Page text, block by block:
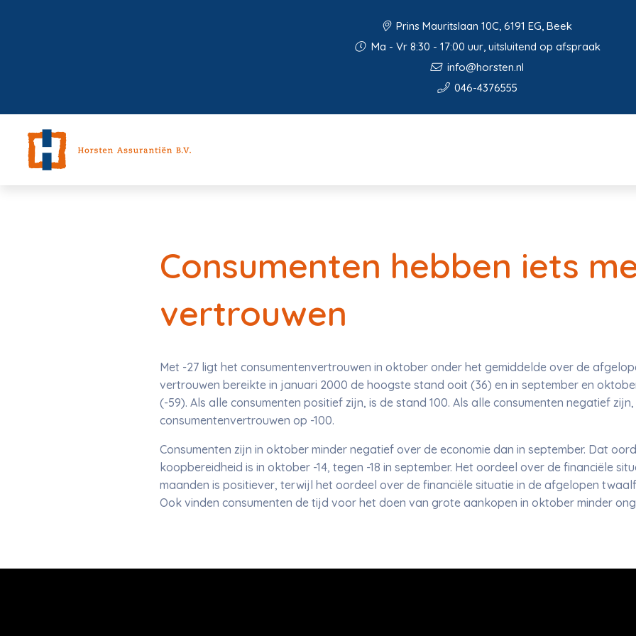
Prins Mauritslaan 10C, 6191 EG, Beek
Ma - Vr 8:30 - 17:00 uur, uitsluitend op afspraak
info@horsten.nl
046-4376555
Consumenten hebben iets
vertrouwen
Met -27 ligt het consumentenvertrouwen in oktober onder het gemiddelde over de
vertrouwen bereikte in januari 2000 de hoogste stand ooit (36) en in september en
(-59). Als alle consumenten positief zijn, is de stand 100. Als alle consumenten negatief
consumentenvertrouwen op -100.
Consumenten zijn in oktober minder negatief over de economie dan in september. Dat
koopbereidheid is in oktober -14, tegen -18 in september. Het oordeel over de financiële
maanden is positiever, terwijl het oordeel over de financiële situatie in de afgelopen
Ook vinden consumenten de tijd voor het doen van grote aankopen in oktober minder